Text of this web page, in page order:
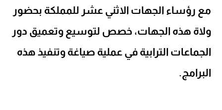
مع رؤساء الجهات الاثني عشر للمملكة بحضور
ولاة هذه الجهات، خصص لتوسيع وتعميق دور
الجماعات الترابية في عملية صياغة وتنفيذ هذه
البرامج.